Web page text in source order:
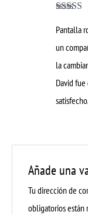
5de 5
Pantalla
un
la
David
Añade una
Tu dirección de
obligatorios están